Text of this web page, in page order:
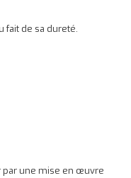
fait de sa dureté.
par une mise en œuvre